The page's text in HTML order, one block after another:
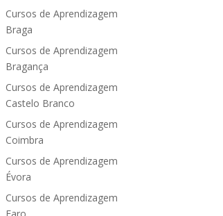
Cursos de Aprendizagem
Braga
Cursos de Aprendizagem
Bragança
Cursos de Aprendizagem
Castelo Branco
Cursos de Aprendizagem
Coimbra
Cursos de Aprendizagem
Évora
Cursos de Aprendizagem